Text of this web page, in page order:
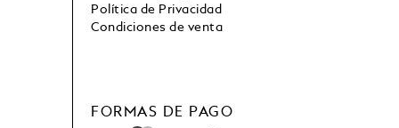
FORMAS DE PAGO
Política de Privacidad
Condiciones de venta